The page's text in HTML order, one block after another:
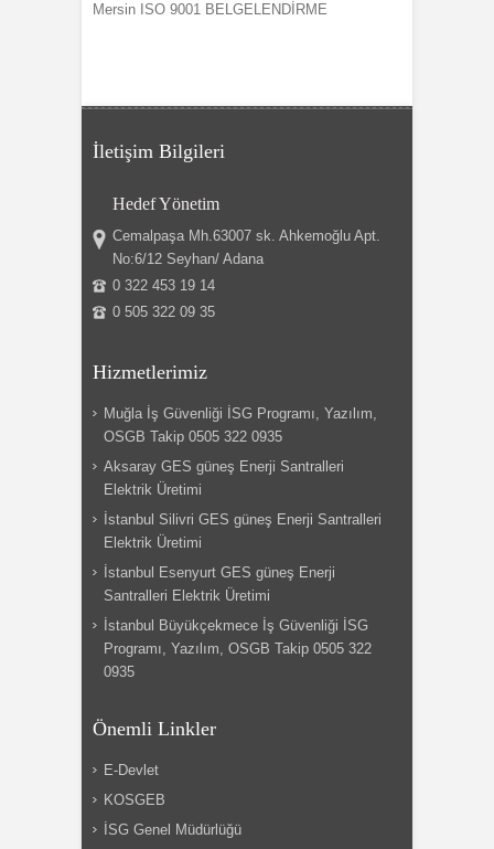
Mersin ISO 9001 BELGELENDİRME
İletişim Bilgileri
Hedef Yönetim
Cemalpaşa Mh.63007 sk. Ahkemoğlu Apt.
No:6/12 Seyhan/ Adana
0 322 453 19 14
0 505 322 09 35
Hizmetlerimiz
Muğla İş Güvenliği İSG Programı, Yazılım,
OSGB Takip 0505 322 0935
Aksaray GES güneş Enerji Santralleri
Elektrik Üretimi
İstanbul Silivri GES güneş Enerji Santralleri
Elektrik Üretimi
İstanbul Esenyurt GES güneş Enerji
Santralleri Elektrik Üretimi
İstanbul Büyükçekmece İş Güvenliği İSG
Programı, Yazılım, OSGB Takip 0505 322
0935
Önemli Linkler
E-Devlet
KOSGEB
İSG Genel Müdürlüğü